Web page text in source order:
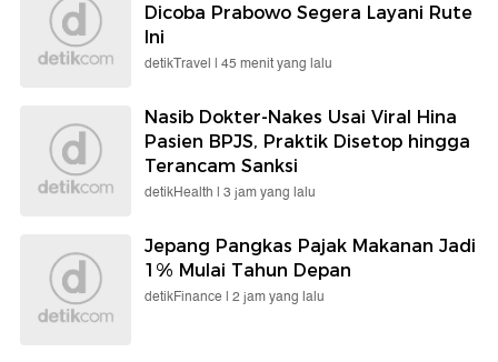
Dicoba Prabowo Segera Layani Rute
Ini
detikTravel | 45 menit yang lalu
Nasib Dokter-Nakes Usai Viral Hina
Pasien BPJS, Praktik Disetop hingga
Terancam Sanksi
detikHealth | 3 jam yang lalu
Jepang Pangkas Pajak Makanan Jadi
1% Mulai Tahun Depan
detikFinance | 2 jam yang lalu